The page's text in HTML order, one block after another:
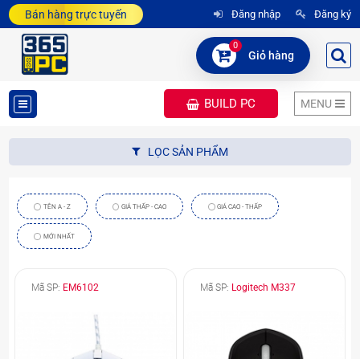
Bán hàng trực tuyến Đăng nhập Đăng ký
0
Giỏ hàng
MỤC
SẢN
PHẨM
MENU
BUILD PC
LỌC SẢN PHẨM
TÊN A - Z GIÁ THẤP - CAO GIÁ CAO - THẤP
MỚI NHẤT
Mã SP: EM6102 Mã SP: Logitech M337